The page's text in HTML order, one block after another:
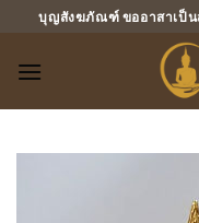
บุญสังฆภัณฑ์ ขออาสาเป็